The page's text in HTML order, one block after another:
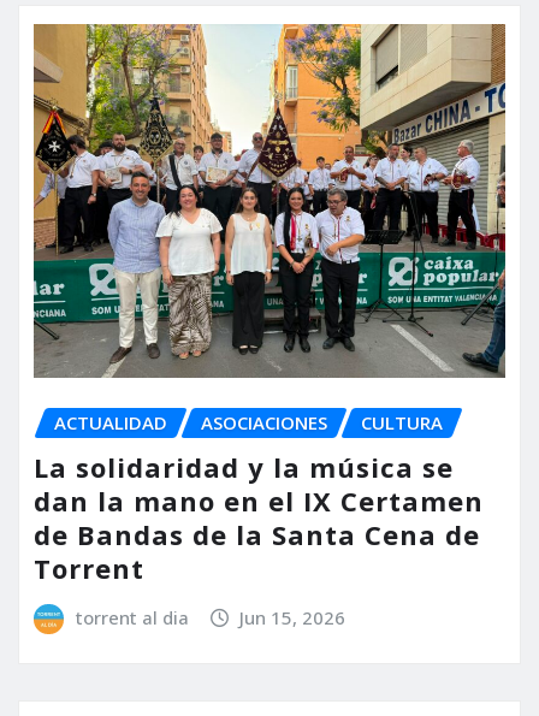
ACTUALIDAD ASOCIACIONES CULTURA
La solidaridad y la música se
dan la mano en el IX Certamen
de Bandas de la Santa Cena de
Torrent
torrent al dia Jun 15, 2026